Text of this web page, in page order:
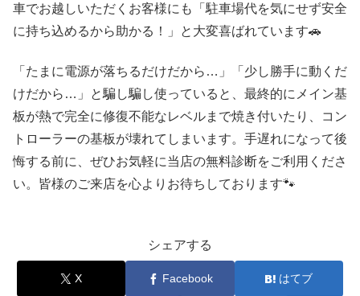
車でお越しいただくお客様にも「駐車場代を気にせず安全
に持ち込めるから助かる！」と大変喜ばれています🚗
「たまに電源が落ちるだけだから…」「少し勝手に動くだ
けだから…」と騙し騙し使っていると、最終的にメイン基
板が熱で完全に修復不能なレベルまで焼き付いたり、コン
トローラーの基板が壊れてしまいます。手遅れになって後
悔する前に、ぜひお気軽に当店の無料診断をご利用くださ
い。皆様のご来店を心よりお待ちしております🐾
シェアする
X Facebook はてブ